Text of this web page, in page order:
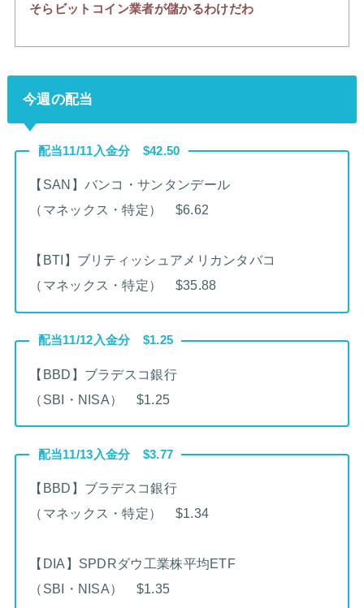
そらビットコイン業者が儲かるわけだわ
今週の配当
配当11/11入金分 $42.50
【SAN】バンコ・サンタンデール
（マネックス・特定） $6.62
【BTI】ブリティッシュアメリカンタバコ
（マネックス・特定） $35.88
配当11/12入金分 $1.25
【BBD】ブラデスコ銀行
（SBI・NISA） $1.25
配当11/13入金分 $3.77
【BBD】ブラデスコ銀行
（マネックス・特定） $1.34
【DIA】SPDRダウ工業株平均ETF
（SBI・NISA） $1.35